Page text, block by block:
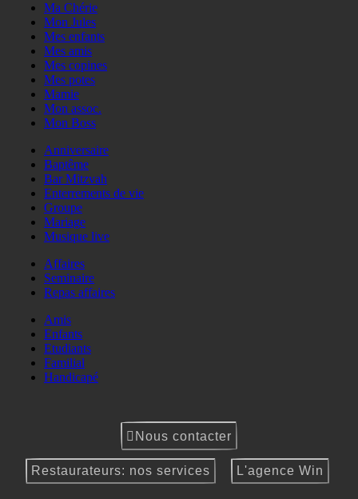
Ma Chérie
Mon Jules
Mes enfants
Mes amis
Mes copines
Mes potes
Mamie
Mon assoc.
Mon Boss
Anniversaire
Baptême
Bar Mitzvah
Enterrements de vie
Groupe
Mariage
Musique live
Affaires
Seminaire
Repas affaires
Amis
Enfants
Etudiants
Familial
Handicapé
Nous contacter
Restaurateurs: nos services L'agence Win